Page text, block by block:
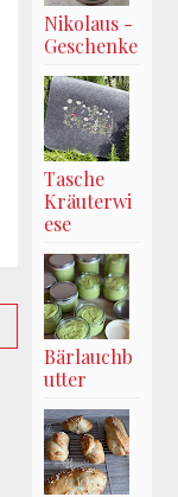
Nikolaus -
Geschenke
Tasche
Kräuterwi
ese
Bärlauchb
utter